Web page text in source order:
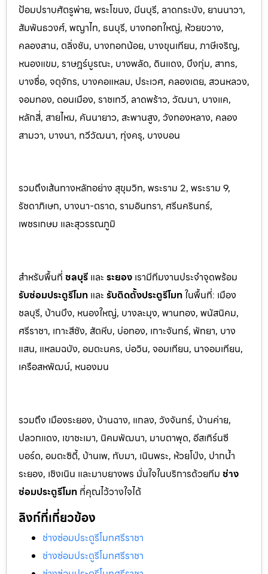
ป้อมปราบศัตรูพ่าย, พระโขนง, มีนบุรี, ลาดกระบัง, ยานนาวา,
สัมพันธวงศ์, พญาไท, ธนบุรี, บางกอกใหญ่, ห้วยขวาง,
คลองสาน, ตลิ่งชัน, บางกอกน้อย, บางขุนเทียน, ภาษีเจริญ,
หนองแขม, ราษฎร์บูรณะ, บางพลัด, ดินแดง, บึงกุ่ม, สาทร,
บางซื่อ, จตุจักร, บางคอแหลม, ประเวศ, คลองเตย, สวนหลวง,
จอมทอง, ดอนเมือง, ราชเทวี, ลาดพร้าว, วัฒนา, บางแค,
หลักสี่, สายไหม, คันนายาว, สะพานสูง, วังทองหลาง, คลอง
สามวา, บางนา, ทวีวัฒนา, ทุ่งครุ, บางบอน
รวมถึงเส้นทางหลักอย่าง สุขุมวิท, พระราม 2, พระราม 9,
รัชดาภิเษก, บางนา-ตราด, รามอินทรา, ศรีนครินทร์,
เพชรเกษม และสุวรรณภูมิ
สำหรับพื้นที่ ชลบุรี และ ระยอง เรามีทีมงานประจำจุดพร้อม
รับซ่อมประตูรีโมท และ รับติดตั้งประตูรีโมทในพื้นที่: เมือง
ชลบุรี, บ้านบึง, หนองใหญ่, บางละมุง, พานทอง, พนัสนิคม,
ศรีราชา, เกาะสีชัง, สัตหีบ, บ่อทอง, เกาะจันทร์, พัทยา, บาง
แสน, แหลมฉบัง, อมตะนคร, บ่อวิน, จอมเทียน, นาจอมเทียน,
เครือสหพัฒน์, หนองมน
รวมถึง เมืองระยอง, บ้านฉาง, แกลง, วังจันทร์, บ้านค่าย,
ปลวกแดง, เขาชะเมา, นิคมพัฒนา, มาบตาพุด, อีสเทิร์นซี
บอร์ด, อมตะซิตี้, บ้านเพ, ทับมา, เนินพระ, ห้วยโป่ง, ปากน้ำ
ระยอง, เชิงเนิน และมาบยางพร มั่นใจในบริการด้วยทีม ช่าง
ซ่อมประตูรีโมท ที่คุณไว้วางใจได้
ลิงก์ที่เกี่ยวข้อง
ช่างซ่อมประตูรีโมทศรีราชา
ช่างซ่อมประตูรีโมทศรีราชา